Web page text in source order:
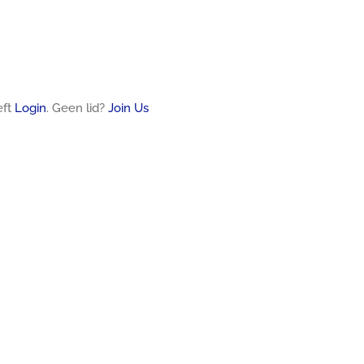
Login. Geen lid? Join Us